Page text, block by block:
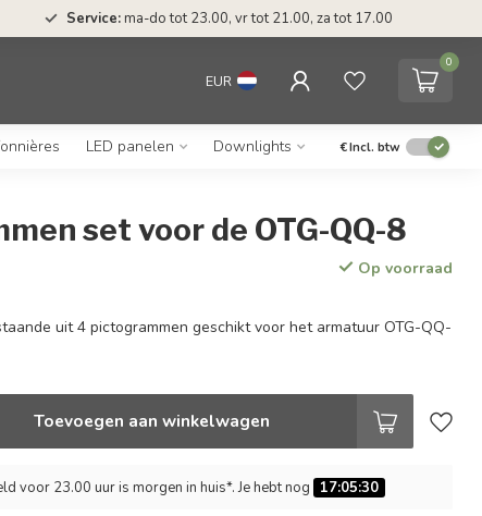
Service:ma-do tot 23.00, vr tot 21.00, za tot 17.00
EUR
0
LED panelen Downlights €Incl. btw
set voor de OTG-QQ-8
Op voorraad
uit 4 pictogrammen geschikt voor het armatuur OTG-QQ-
Toevoegen aan winkelwagen
voor 23.00 uur is morgen in huis*. Je hebt nog 17:05:29